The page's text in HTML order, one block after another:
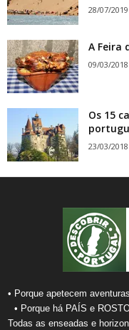
28/07/2019
A Feira
09/03/2018
Os 15
23/03/2018
• Porque apetecem
• Porque há PAÍS e
Todas as enseadas e